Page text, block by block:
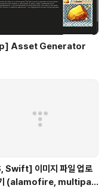
Asset Generator
Swift] 이미지 파일 업로
(alamofire, multipar